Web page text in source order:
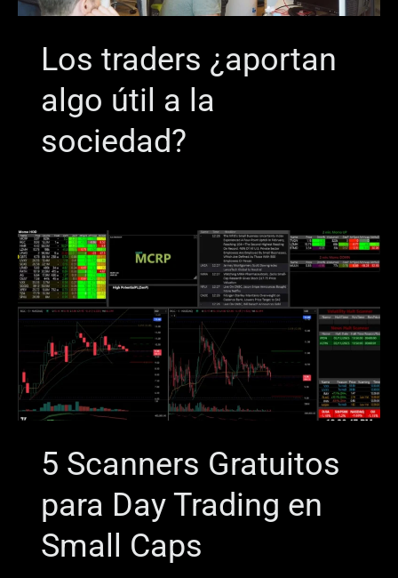
Los traders ¿aportan
algo útil a la
sociedad?
5 Scanners Gratuitos
para Day Trading en
Small Caps